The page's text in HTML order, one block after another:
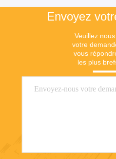
Envoyez
Veuillez
votre
vous
les plus